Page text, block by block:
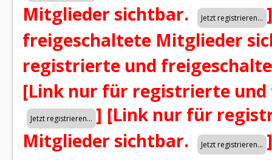
Mitglieder sichtbar.
]
freigeschaltete Mitglieder
registrierte und
[Link nur für registrierte
] [Link nur für
Mitglieder sichtbar.
]